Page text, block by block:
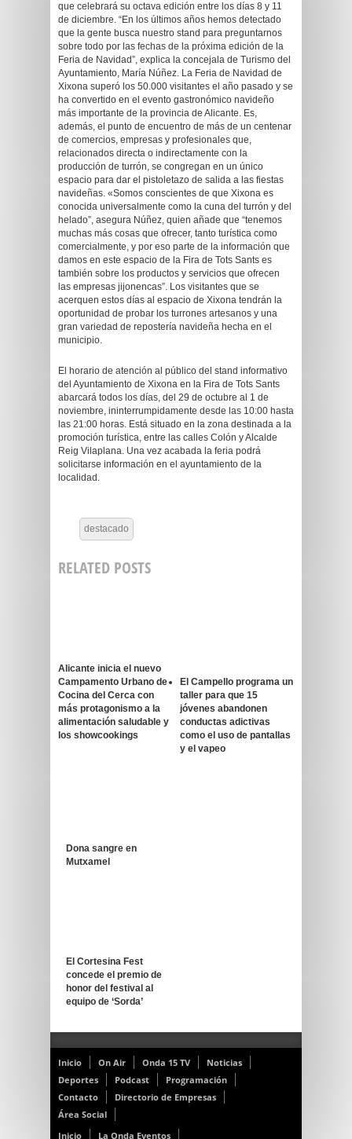
que celebrará su octava edición entre los días 8 y 11
de diciembre. “En los últimos años hemos detectado
que la gente busca nuestro stand para preguntarnos
sobre todo por las fechas de la próxima edición de la
Feria de Navidad”, explica la concejala de Turismo del
Ayuntamiento, María Núñez. La Feria de Navidad de
Xixona superó los 50.000 visitantes el año pasado y se
ha convertido en el evento gastronómico navideño
más importante de la provincia de Alicante. Es,
además, el punto de encuentro de más de un centenar
de comercios, empresas y profesionales que,
relacionados directa o indirectamente con la
producción de turrón, se congregan en un único
espacio para dar el pistoletazo de salida a las fiestas
navideñas. «Somos conscientes de que Xixona es
conocida universalmente como la cuna del turrón y del
helado”, asegura Núñez, quien añade que “tenemos
muchas más cosas que ofrecer, tanto turística como
comercialmente, y por eso parte de la información que
damos en este espacio de la Fira de Tots Sants es
también sobre los productos y servicios que ofrecen
las empresas jijonencas”. Los visitantes que se
acerquen estos días al espacio de Xixona tendrán la
oportunidad de probar los turrones artesanos y una
gran variedad de repostería navideña hecha en el
municipio.
El horario de atención al público del stand informativo
del Ayuntamiento de Xixona en la Fira de Tots Sants
abarcará todos los días, del 29 de octubre al 1 de
noviembre, ininterrumpidamente desde las 10:00 hasta
las 21:00 horas. Está situado en la zona destinada a la
promoción turística, entre las calles Colón y Alcalde
Reig Vilaplana. Una vez acabada la feria podrá
solicitarse información en el ayuntamiento de la
localidad.
destacado
RELATED POSTS
Alicante inicia el nuevo
Campamento Urbano de
Cocina del Cerca con
más protagonismo a la
alimentación saludable y
los showcookings
El Campello programa un
taller para que 15
jóvenes abandonen
conductas adictivas
como el uso de pantallas
y el vapeo
Dona sangre en
Mutxamel
El Cortesina Fest
concede el premio de
honor del festival al
equipo de ‘Sorda’
Inicio On Air Onda 15 TV
Noticias
Deportes
Podcast
Programación
Contacto
Directorio de Empresas
Área Social
Inicio
La Onda Eventos